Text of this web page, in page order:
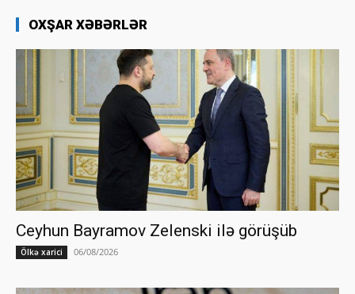
OXŞAR XƏBƏRLƏR
Ceyhun Bayramov Zelenski ilə görüşüb
Ölkə xarici 06/08/2026